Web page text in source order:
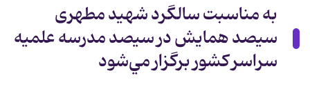
به مناسبت سالگرد شهید مطهری
سيصد همایش در سيصد مدرسه علميه
سراسر كشور برگزار مي‌شود